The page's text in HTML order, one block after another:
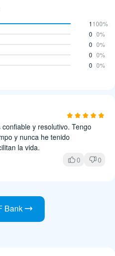
1100%
0 0%
0 0%
0 0%
0 0%
y resolutivo. Tengo
y nunca he tenido
la vida.
0 0
Bank